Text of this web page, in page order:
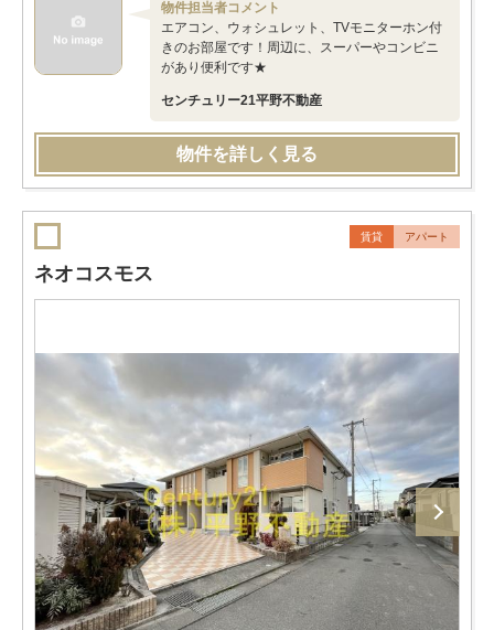
物件担当者コメント
エアコン、ウォシュレット、TVモニターホン付
きのお部屋です！周辺に、スーパーやコンビニ
があり便利です★
センチュリー21平野不動産
物件を詳しく見る
賃貸 アパート
ネオコスモス